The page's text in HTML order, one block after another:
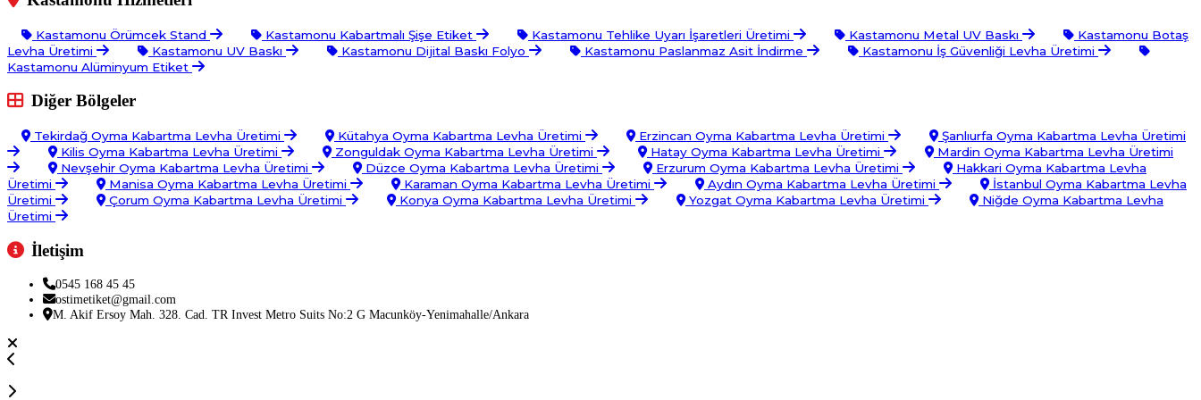
Kastamonu Örümcek Stand Kastamonu Kabartmalı Şişe Etiket Kastamonu Tehlike Uyarı İşaretleri Üretimi Kastamonu Metal UV Baskı
Kastamonu Botaş
Levha Üretimi
Kastamonu UV Baskı Kastamonu Dijital Baskı Folyo Kastamonu Paslanmaz Asit İndirme
Kastamonu İş Güvenliği Levha Üretimi
Kastamonu Alüminyum Etiket
Diğer Bölgeler
Tekirdağ Oyma Kabartma Levha Üretimi Kütahya Oyma Kabartma Levha Üretimi Erzincan Oyma Kabartma Levha Üretimi
Şanlıurfa Oyma Kabartma Levha Üretimi
Kilis Oyma Kabartma Levha Üretimi
Zonguldak Oyma Kabartma Levha Üretimi Hatay Oyma Kabartma Levha Üretimi
Mardin Oyma Kabartma Levha Üretimi
Nevşehir Oyma Kabartma Levha Üretimi
Düzce Oyma Kabartma Levha Üretimi Erzurum Oyma Kabartma Levha Üretimi
Hakkari Oyma Kabartma Levha
Üretimi
Manisa Oyma Kabartma Levha Üretimi Karaman Oyma Kabartma Levha Üretimi Aydın Oyma Kabartma Levha Üretimi
İstanbul Oyma Kabartma Levha
Üretimi
Çorum Oyma Kabartma Levha Üretimi Konya Oyma Kabartma Levha Üretimi Yozgat Oyma Kabartma Levha Üretimi
Niğde Oyma Kabartma Levha
Üretimi
İletişim
0545 168 45 45
ostimetiket@gmail.com
M. Akif Ersoy Mah. 328. Cad. TR Invest Metro Suits No:2 G Macunköy-Yenimahalle/Ankara